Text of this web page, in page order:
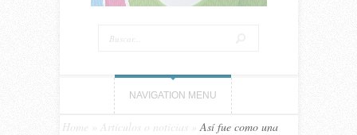
NAVIGATION MENU
Home Artículos o noticias
Así fue como una